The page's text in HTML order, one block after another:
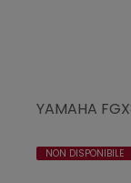
YAMAHA
NON DISPONIBILE